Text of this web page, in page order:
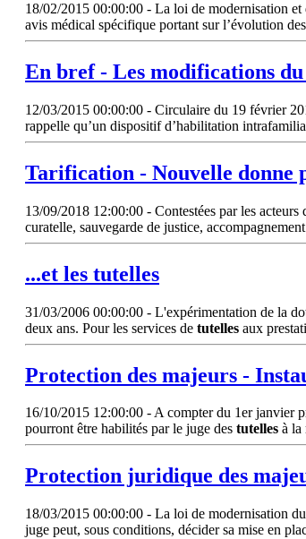
18/02/2015 00:00:00 - La loi de modernisation
avis médical spécifique portant sur l’évolution
En bref - Les modifications
12/03/2015 00:00:00 - Circulaire du 19 février
rappelle qu’un dispositif d’habilitation
Tarification - Nouvelle donne
13/09/2018 12:00:00 - Contestées par les
curatelle, sauvegarde de justice,
...et les tutelles
31/03/2006 00:00:00 - L'expérimentation de la
deux ans. Pour les services de tutelles aux
Protection des majeurs -
16/10/2015 12:00:00 - A compter du 1er janvier
pourront être habilités par le juge des tutelles à la
Protection juridique des
18/03/2015 00:00:00 - La loi de modernisation
juge peut, sous conditions, décider sa mise en